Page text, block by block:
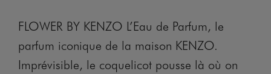
FLOWER BY KENZO L’Eau de Parfum, le
parfum iconique de la maison KENZO.
Imprévisible, le coquelicot pousse là où on